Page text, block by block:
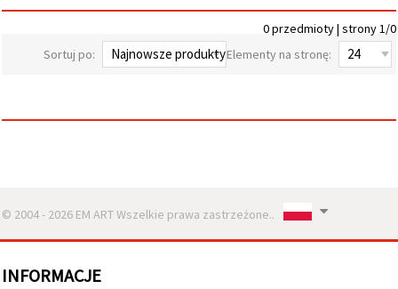
trafne treści
analitycznych
używanie
plików
klikając
"Akceptuj
0 przedmioty | strony 1/0
Sortuj po:
Elementy na stronę:
© 2004 - 2026 EM ART Wszelkie prawa zastrzeżone..
INFORMACJE